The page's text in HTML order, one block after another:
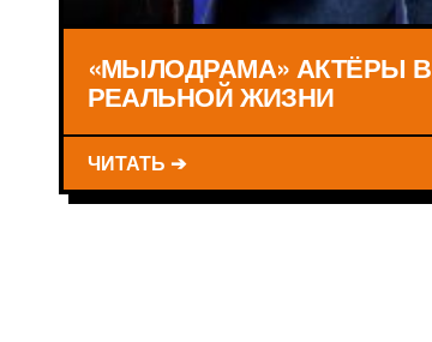
«МЫЛОДРАМА» АКТЁРЫ В
РЕАЛЬНОЙ ЖИЗНИ
ЧИТАТЬ ➔